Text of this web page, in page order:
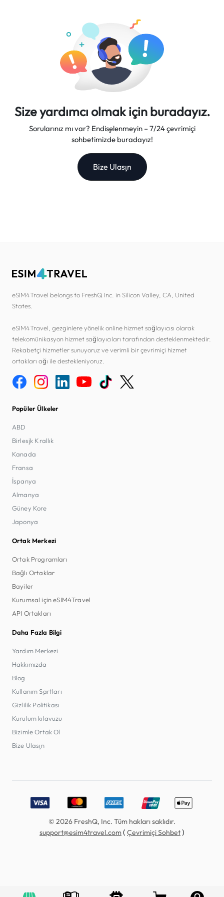
Size yardımcı olmak için buradayız.
Sorularınız mı var? Endişelenmeyin – 7/24 çevrimiçi
sohbetimizde buradayız!
Bize Ulaşın
eSIM4Travel belongs to FreshQ Inc. in Silicon Valley, CA, United
States.
eSIM4Travel, gezginlere yönelik online hizmet sağlayıcısı olarak
telekomünikasyon hizmet sağlayıcıları tarafından desteklenmektedir.
Rekabetçi hizmetler sunuyoruz ve verimli bir çevrimiçi hizmet
ortakları ağı ile destekleniyoruz.
Popüler Ülkeler
ABD
Birleşik Krallık
Kanada
Fransa
İspanya
Almanya
Güney Kore
Japonya
Ortak Merkezi
Ortak Programları
Bağlı Ortaklar
Bayiler
Kurumsal için eSIM4Travel
API Ortakları
Daha Fazla Bilgi
Yardım Merkezi
Hakkımızda
Blog
Kullanım Şartları
Gizlilik Politikası
Kurulum kılavuzu
Bizimle Ortak Ol
Bize Ulaşın
Accepted payment methods: Visa, MasterCard, American
© 2026 FreshQ, Inc. Tüm hakları saklıdır.
support@esim4travel.com( Çevrimiçi Sohbet)